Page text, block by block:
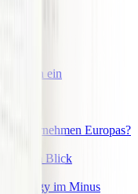
ein
Co
Unternehmen Europas?
im Blick
Energy im Minus